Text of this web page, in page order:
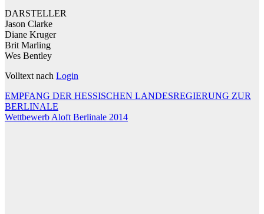
DARSTELLER
Jason Clarke
Diane Kruger
Brit Marling
Wes Bentley
Volltext nach Login
Beitragsnavigation
EMPFANG DER HESSISCHEN LANDESREGIERUNG ZUR
BERLINALE
Wettbewerb Aloft Berlinale 2014